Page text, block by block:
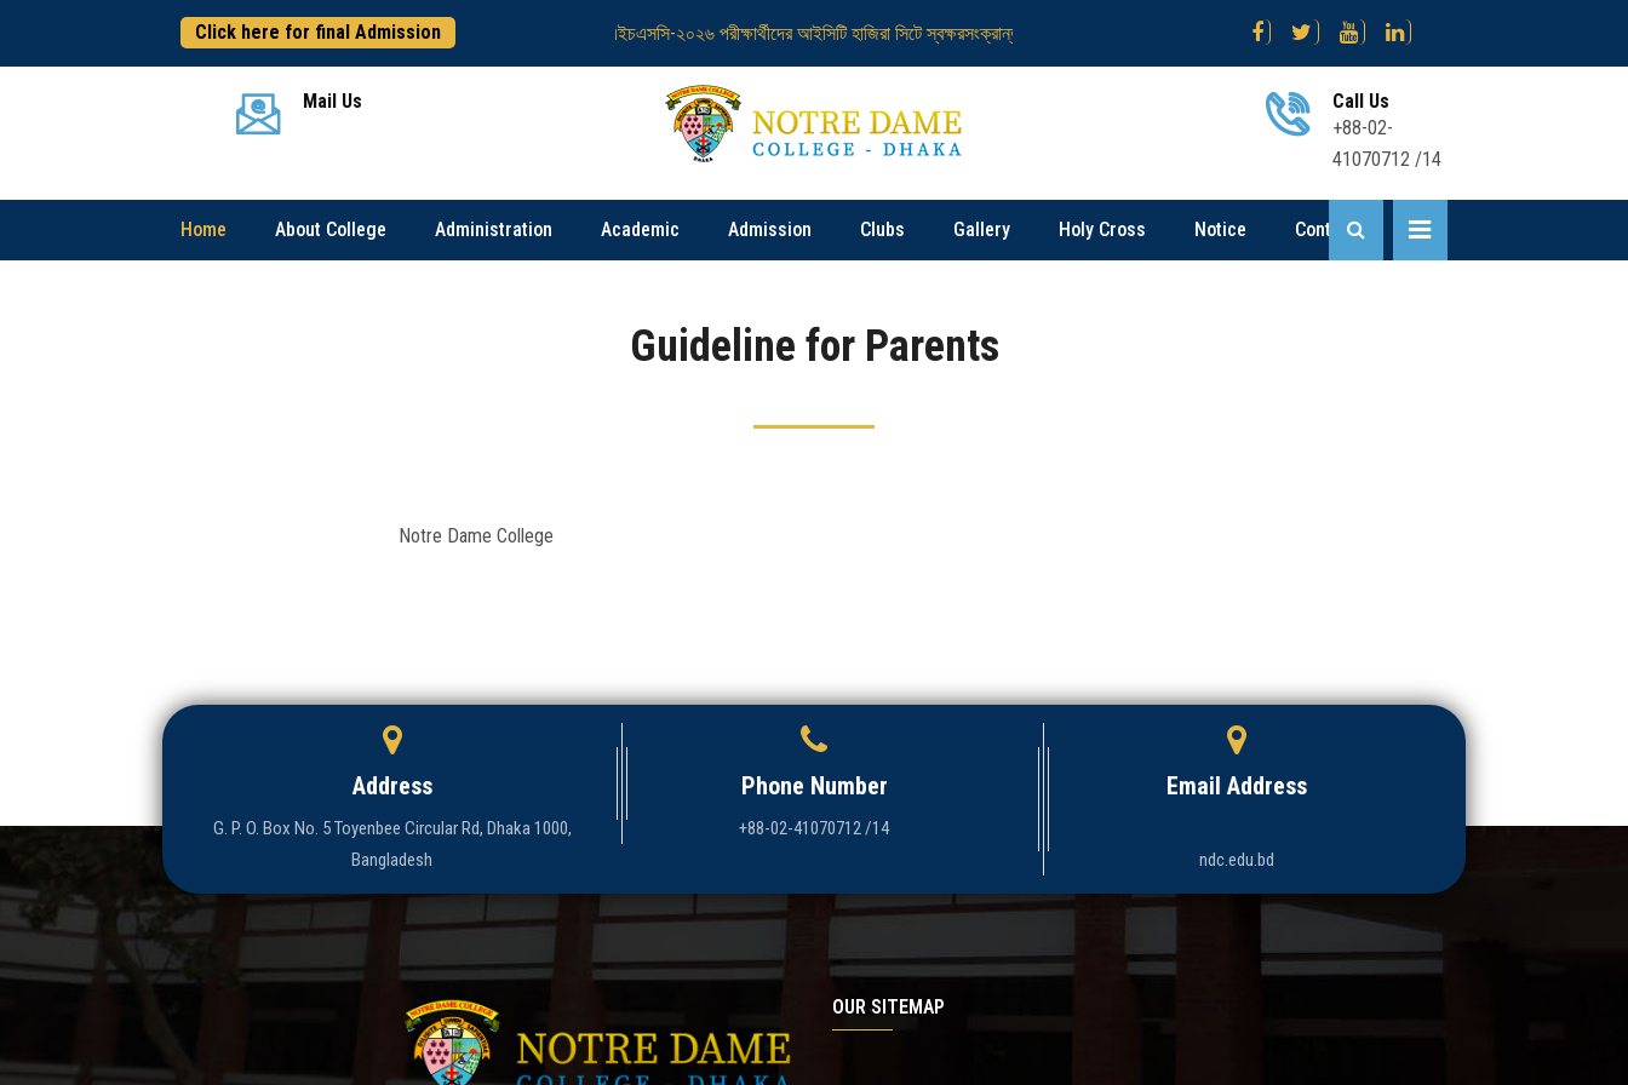
Click here for final Admission এইচএসসি-২০২৬ পরীক্ষার্থীদের আইসিটি হাজিরা সিটে স্বক্ষরসংক্রান্ত এইচএসসি-২০২৬; পরিসংখ্যান ব্যবহারিক পরীক্ষার রুটিন এইচএসসি পরীক্ষার্থীবৃন্দ ; ভূগোল বিষয়ে
Mail Us
Call Us
+88-02-
41070712 /14
Home About College Administration Academic Admission Clubs Gallery Holy Cross Notice Contact
Guideline for Parents
Notre Dame College
Address
G. P. O. Box No. 5 Toyenbee Circular Rd, Dhaka 1000,
Bangladesh
Phone Number
+88-02-41070712 /14
Email Address
ndc.edu.bd
OUR SITEMAP